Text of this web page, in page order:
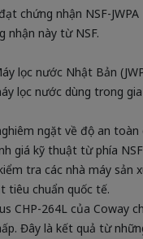
chứng nhận NSF-
nhận này từ NSF.
lọc nước Nhật Bản
lọc nước dùng trong
ngặt về độ an
giá kỹ thuật từ phía
tra các nhà máy sản
tiêu chuẩn quốc tế.
CHP-264L của Coway
Đây là kết quả từ